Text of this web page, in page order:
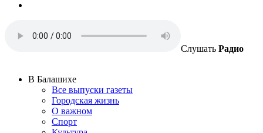
Слушать Радио
В Балашихе
Все выпуски газеты
Городская жизнь
О важном
Спорт